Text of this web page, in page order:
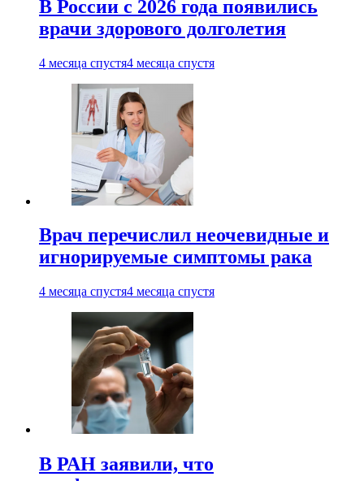
В России с 2026 года появились
врачи здорового долголетия
4 месяца спустя4 месяца спустя
Врач перечислил неочевидные и
игнорируемые симптомы рака
4 месяца спустя4 месяца спустя
В РАН заявили, что